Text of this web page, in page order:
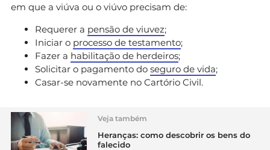
em que a viúva ou o viúvo precisam de:
Requerer a pensão de viuvez;
Iniciar o processo de testamento;
Fazer a habilitação de herdeiros;
Solicitar o pagamento do seguro de vida;
Casar-se novamente no Cartório Civil.
Veja também
Heranças: como descobrir os bens do
falecido